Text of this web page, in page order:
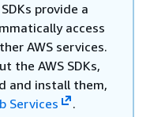
provide a
access
AWS services.
the AWS SDKs,
and install them,
Services .